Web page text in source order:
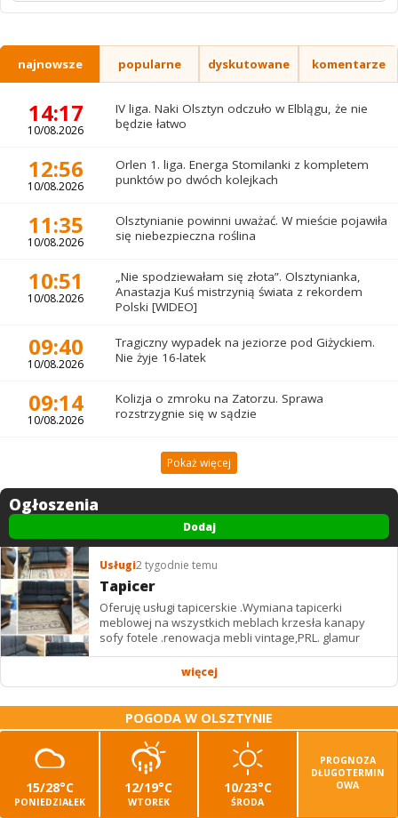
najnowsze popularne dyskutowane komentarze
14:17
10/08.2026
IV liga. Naki Olsztyn odczuło w Elblągu, że nie
będzie łatwo
12:56
10/08.2026
Orlen 1. liga. Energa Stomilanki z kompletem
punktów po dwóch kolejkach
11:35
10/08.2026
Olsztynianie powinni uważać. W mieście pojawiła
się niebezpieczna roślina
10:51
10/08.2026
„Nie spodziewałam się złota”. Olsztynianka,
Anastazja Kuś mistrzynią świata z rekordem
Polski [WIDEO]
09:40
10/08.2026
Tragiczny wypadek na jeziorze pod Giżyckiem.
Nie żyje 16-latek
09:14
10/08.2026
Kolizja o zmroku na Zatorzu. Sprawa
rozstrzygnie się w sądzie
Pokaż więcej
Ogłoszenia
Dodaj
Usługi2 tygodnie temu
Tapicer
Oferuję usługi tapicerskie .Wymiana tapicerki
meblowej na wszystkich meblach krzesła kanapy
sofy fotele .renowacja mebli vintage,PRL. glamur
więcej
POGODA W OLSZTYNIE
15/28°C
PONIEDZIAŁEK
12/19°C
WTOREK
10/23°C
ŚRODA
PROGNOZA
DŁUGOTERMIN
OWA